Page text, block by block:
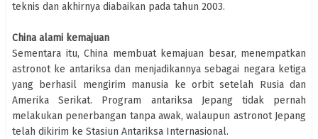
teknis dan akhirnya diabaikan pada tahun 2003.
China alami kemajuan
Sementara itu, China membuat kemajuan besar, menempatkan
astronot ke antariksa dan menjadikannya sebagai negara ketiga
yang berhasil mengirim manusia ke orbit setelah Rusia dan
Amerika Serikat. Program antariksa Jepang tidak pernah
melakukan penerbangan tanpa awak, walaupun astronot Jepang
telah dikirim ke Stasiun Antariksa Internasional.